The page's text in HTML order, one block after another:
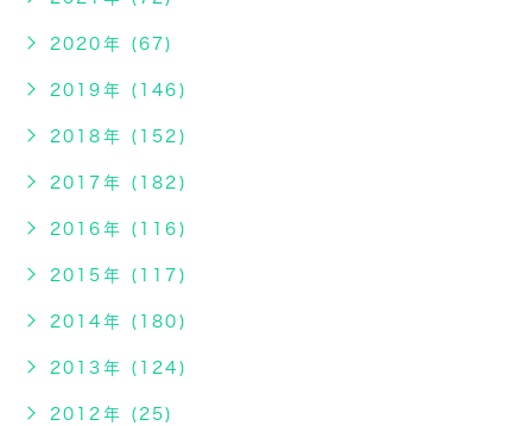
2020年 (67)
2019年 (146)
2018年 (152)
2017年 (182)
2016年 (116)
2015年 (117)
2014年 (180)
2013年 (124)
2012年 (25)